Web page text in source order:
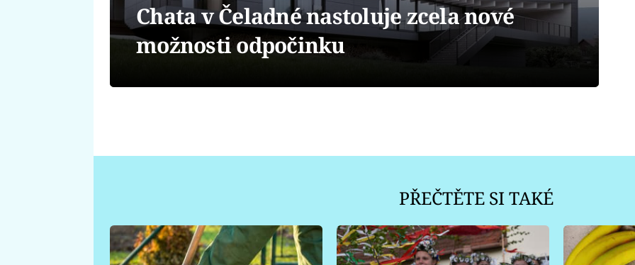
Chata v Čeladné nastoluje zcela nové
možnosti odpočinku
PŘEČTĚTE SI TAKÉ